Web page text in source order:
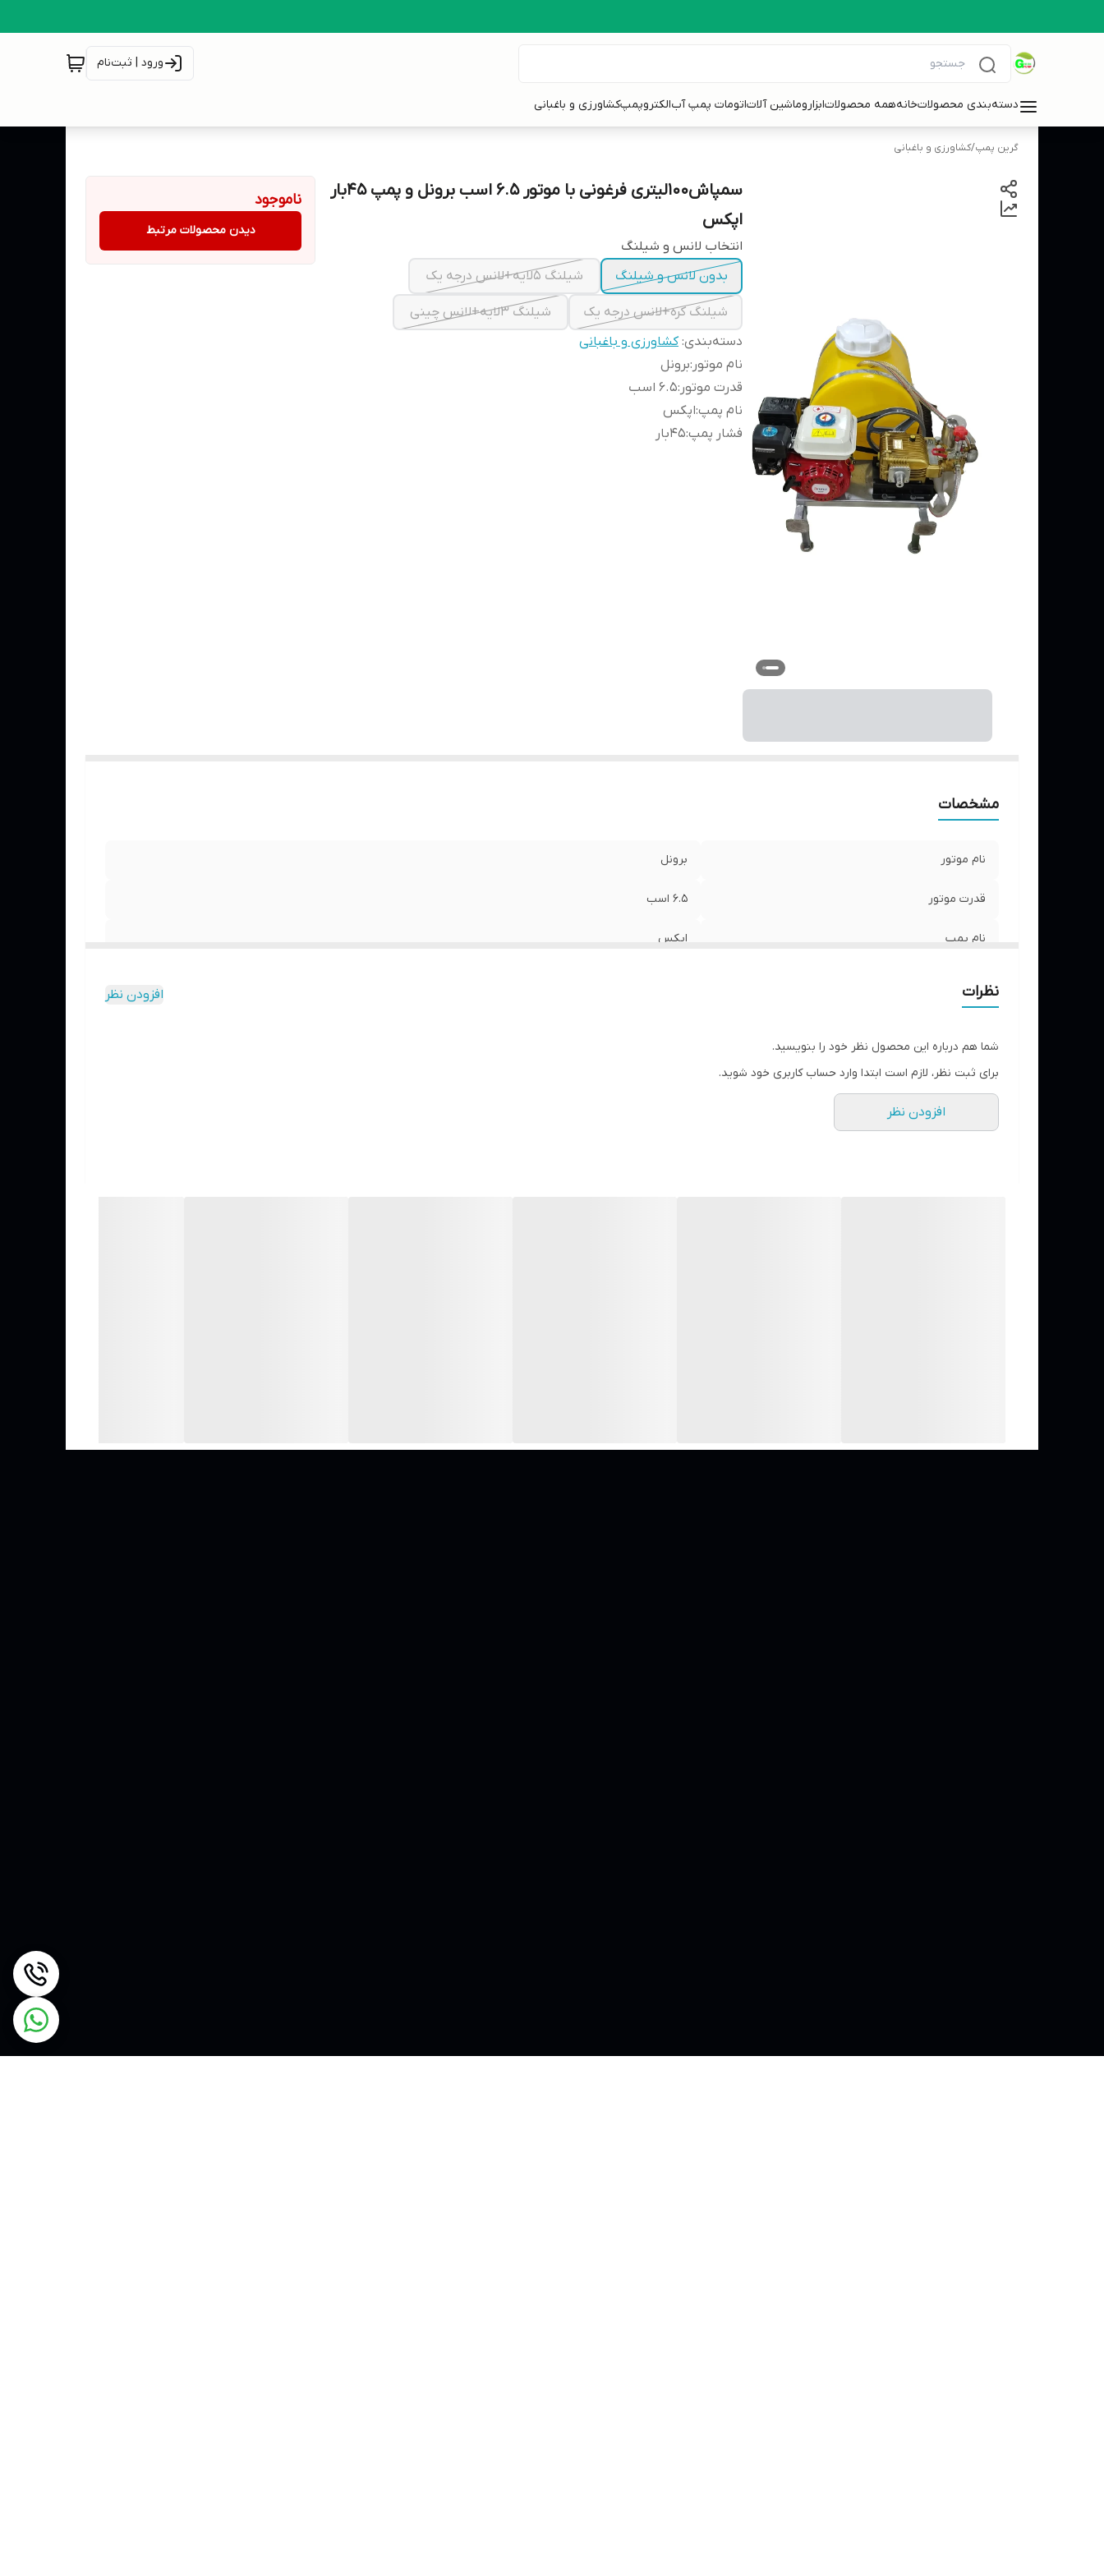
ورود | ثبت‌نام
دسته‌بندی محصولاتخانههمه محصولاتابزاروماشین آلاتاتومات پمپ آبالکتروپمپکشاورزی و باغبانی
گرین پمپ/کشاورزی و باغبانی
سمپاش100لیتری فرغونی با موتور 6.5 اسب برونل و پمپ 45بار
اپکس
انتخاب لانس و شیلنگ
بدون لانس و شیلنگ
شیلنگ 5لایه+لانس درجه یک
شیلنگ کره+لانس درجه یک
شیلنگ 3لایه+لانس چینی
دسته‌بندی:کشاورزی و باغبانی
نام موتور :برونل
قدرت موتور :6.5 اسب
نام پمپ:اپکس
فشار پمپ:45بار
ناموجود
دیدن محصولات مرتبط
مشخصات
نام موتور برونل
قدرت موتور 6.5 اسب
نام پمپ اپکس
نظرات افزودن نظر
شما هم درباره این محصول نظر خود را بنویسید.
برای ثبت نظر، لازم است ابتدا وارد حساب کاربری خود شوید.
افزودن نظر